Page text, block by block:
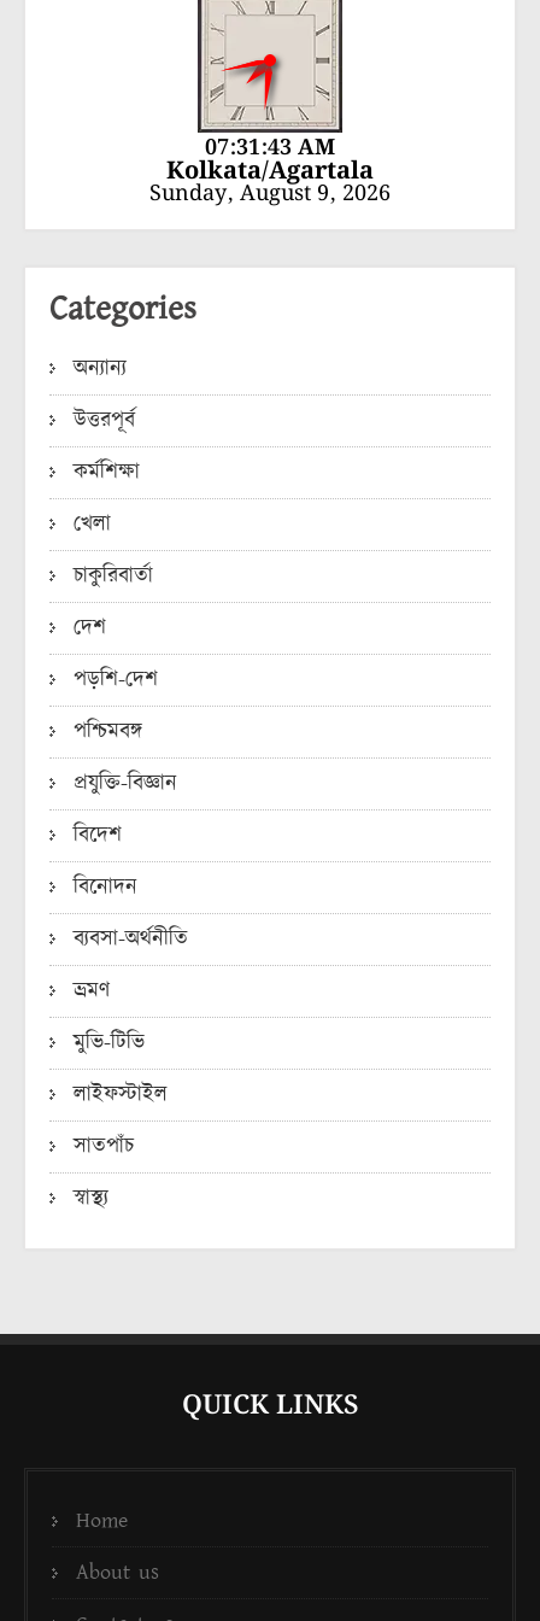
07:31:44 AM
Kolkata/Agartala
Sunday, August 9, 2026
Categories
অন্যান্য
উত্তরপূর্ব
কর্মশিক্ষা
খেলা
চাকুরিবার্তা
দেশ
পড়শি-দেশ
পশ্চিমবঙ্গ
প্রযুক্তি-বিজ্ঞান
বিদেশ
বিনোদন
ব্যবসা-অর্থনীতি
ভ্রমণ
মুভি-টিভি
লাইফস্টাইল
সাতপাঁচ
স্বাস্থ্য
QUICK LINKS
Home
About us